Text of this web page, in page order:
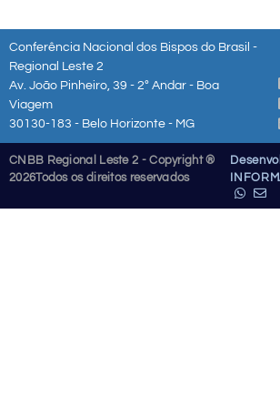
Conferência Nacional dos Bispos do Brasil -
Regional Leste 2
Av. João Pinheiro, 39 - 2º Andar - Boa
Viagem
30130-183 - Belo Horizonte - MG
CNBB Regional Leste 2 - Copyright ®
2026Todos os direitos reservados